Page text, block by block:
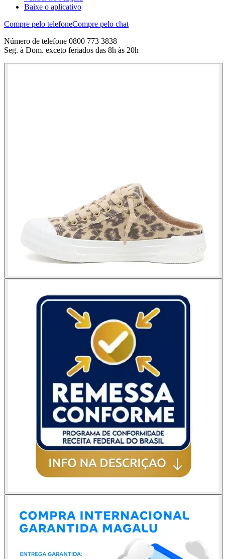
Baixe o aplicativo
Compre pelo telefoneCompre pelo chat
Número de telefone 0800 773 3838
Seg. à Dom. exceto feriados das 8h às 20h